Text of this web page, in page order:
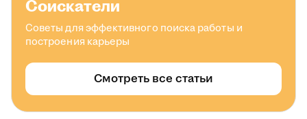
Соискатели
Советы для эффективного поиска работы и
построения карьеры
Смотреть все статьи